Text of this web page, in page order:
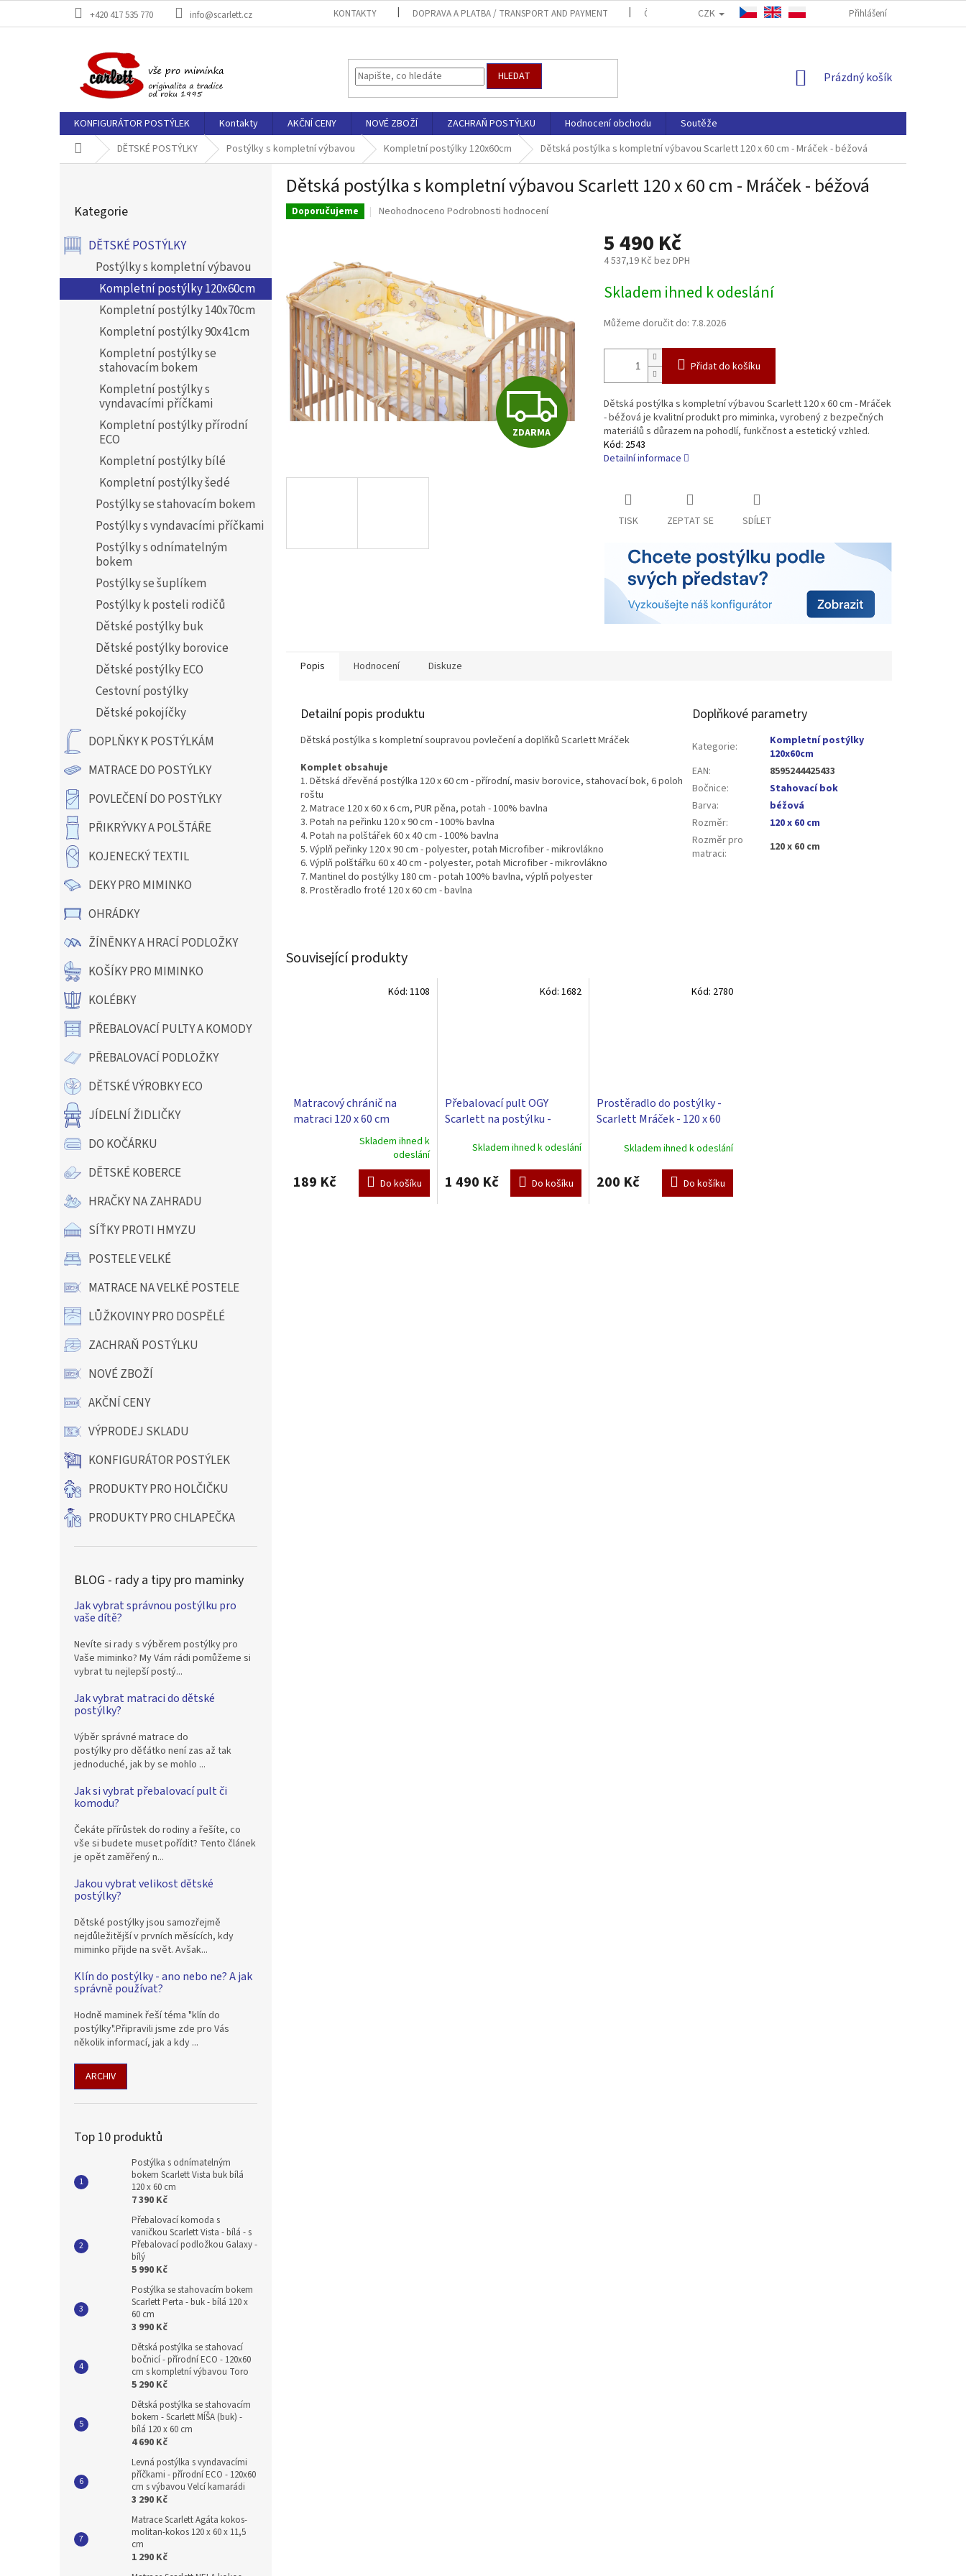
+420 417 535 770 info@scarlett.cz KONTAKTY DOPRAVA A PLATBA / TRANSPORT AND PAYMENT ČASTÉ DOTAZY FORMULÁŘ PRO ODSTOUPENÍ OD SMLOUVY
CZK Přihlášení
HLEDAT
NÁKUPNÍ
Prázdný košík
KONFIGURÁTOR POSTÝLEK Kontakty AKČNÍ CENY NOVÉ ZBOŽÍ ZACHRAŇ POSTÝLKU Hodnocení obchodu
Soutěže
Domů DĚTSKÉ POSTÝLKY Postýlky s kompletní výbavou Kompletní postýlky 120x60cm Dětská postýlka s kompletní výbavou Scarlett 120 x 60 cm - Mráček - béžová
a
n
í
kategorie
Kategorie
DĚTSKÉ POSTÝLKY
Postýlky s kompletní výbavou
Kompletní postýlky 120x60cm
Kompletní postýlky 140x70cm
Kompletní postýlky 90x41cm
Kompletní postýlky se
stahovacím bokem
Kompletní postýlky s
vyndavacími příčkami
Kompletní postýlky přírodní
ECO
Kompletní postýlky bílé
Kompletní postýlky šedé
Postýlky se stahovacím bokem
Postýlky s vyndavacími příčkami
Postýlky s odnímatelným
bokem
Postýlky se šuplíkem
Postýlky k posteli rodičů
Dětské postýlky buk
Dětské postýlky borovice
Dětské postýlky ECO
Cestovní postýlky
Dětské pokojíčky
DOPLŇKY K POSTÝLKÁM
MATRACE DO POSTÝLKY
POVLEČENÍ DO POSTÝLKY
PŘIKRÝVKY A POLŠTÁŘE
KOJENECKÝ TEXTIL
DEKY PRO MIMINKO
OHRÁDKY
ŽÍNĚNKY A HRACÍ PODLOŽKY
KOŠÍKY PRO MIMINKO
KOLÉBKY
PŘEBALOVACÍ PULTY A KOMODY
PŘEBALOVACÍ PODLOŽKY
DĚTSKÉ VÝROBKY ECO
JÍDELNÍ ŽIDLIČKY
DO KOČÁRKU
DĚTSKÉ KOBERCE
HRAČKY NA ZAHRADU
SÍŤKY PROTI HMYZU
POSTELE VELKÉ
MATRACE NA VELKÉ POSTELE
LŮŽKOVINY PRO DOSPĚLÉ
ZACHRAŇ POSTÝLKU
NOVÉ ZBOŽÍ
AKČNÍ CENY
VÝPRODEJ SKLADU
KONFIGURÁTOR POSTÝLEK
PRODUKTY PRO HOLČIČKU
PRODUKTY PRO CHLAPEČKA
BLOG - rady a tipy pro maminky
Jak vybrat správnou postýlku pro
vaše dítě?
Nevíte si rady s výběrem postýlky pro
Vaše miminko? My Vám rádi pomůžeme si
vybrat tu nejlepší postý...
Jak vybrat matraci do dětské
postýlky?
Výběr správné matrace do
postýlky pro děťátko není zas až tak
jednoduché, jak by se mohlo ...
Jak si vybrat přebalovací pult či
komodu?
Čekáte přírůstek do rodiny a řešíte, co
vše si budete muset pořídit? Tento článek
je opět zaměřený n...
Jakou vybrat velikost dětské
postýlky?
Dětské postýlky jsou samozřejmě
nejdůležitější v prvních měsících, kdy
miminko přijde na svět. Avšak...
Klín do postýlky - ano nebo ne? A jak
správně používat?
Hodně maminek řeší téma "klín do
postýlky".Připravili jsme zde pro Vás
několik informací, jak a kdy ...
ARCHIV
Top 10 produktů
Postýlka s odnímatelným
bokem Scarlett Vista buk bílá
120 x 60 cm
7 390 Kč
Přebalovací komoda s
vaničkou Scarlett Vista - bílá - s
Přebalovací podložkou Galaxy -
bílý
5 990 Kč
Postýlka se stahovacím bokem
Scarlett Perta - buk - bílá 120 x
60 cm
3 990 Kč
Dětská postýlka se stahovací
bočnicí - přírodní ECO - 120x60
cm s kompletní výbavou Toro
5 290 Kč
Dětská postýlka se stahovacím
bokem - Scarlett MÍŠA (buk) -
bílá 120 x 60 cm
4 690 Kč
Levná postýlka s vyndavacími
příčkami - přírodní ECO - 120x60
cm s výbavou Velcí kamarádi
3 290 Kč
Matrace Scarlett Agáta kokos-
molitan-kokos 120 x 60 x 11,5
cm
1 290 Kč
Dětská postýlka s kompletní výbavou Scarlett 120 x 60 cm - Mráček - béžová
Doporučujeme
Průměrné
z
5
hvězdiček.
Neohodnoceno Podrobnosti hodnocení
Z
D
ZDARMA
5 490 Kč
4 537,19 Kč bez DPH
cena:
Skladem ihned k odeslání
Můžeme doručit do: 7.8.2026
Přidat do košíku
Dětská postýlka s kompletní výbavou Scarlett 120 x 60 cm - Mráček
- béžová je kvalitní produkt pro miminka, vyrobený z bezpečných
materiálů s důrazem na pohodlí, funkčnost a estetický vzhled.
Kód: 2543
Detailní informace
TISK ZEPTAT SE SDÍLET
Související produkty
Matracový chránič na
matraci 120 x 60 cm
produktu
je
Skladem ihned k
odeslání
189 Kč Do košíku
Kód: 1108
Přebalovací pult OGY
Scarlett na postýlku -
Skladem ihned k odeslání
1 490 Kč Do košíku
Kód: 1682
Prostěradlo do postýlky -
Scarlett Mráček - 120 x 60
Skladem ihned k odeslání
200 Kč Do košíku
Kód: 2780
Popis Hodnocení Diskuze
Detailní popis produktu
Dětská postýlka s kompletní soupravou povlečení a doplňků Scarlett Mráček
Komplet obsahuje
1. Dětská dřevěná postýlka 120 x 60 cm - přírodní, masiv borovice, stahovací bok, 6 poloh
roštu
2. Matrace 120 x 60 x 6 cm, PUR pěna, potah - 100% bavlna
3. Potah na peřinku 120 x 90 cm - 100% bavlna
4. Potah na polštářek 60 x 40 cm - 100% bavlna
5. Výplň peřinky 120 x 90 cm - polyester, potah Microfiber - mikrovlákno
6. Výplň polštářku 60 x 40 cm - polyester, potah Microfiber - mikrovlákno
7. Mantinel do postýlky 180 cm - potah 100% bavlna, výplň polyester
8. Prostěradlo froté 120 x 60 cm - bavlna
Doplňkové parametry
Kategorie:
Kompletní postýlky
120x60cm
EAN:
8595244425433
Bočnice:
Stahovací bok
Barva:
béžová
Rozměr:
120 x 60 cm
Rozměr pro
matraci: 120 x 60 cm